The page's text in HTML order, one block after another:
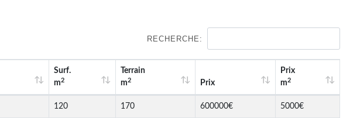
RECHERCHE:
Surf.
m2
Terrain
m2 Prix
Prix
m2
120 170 600000€ 5000€